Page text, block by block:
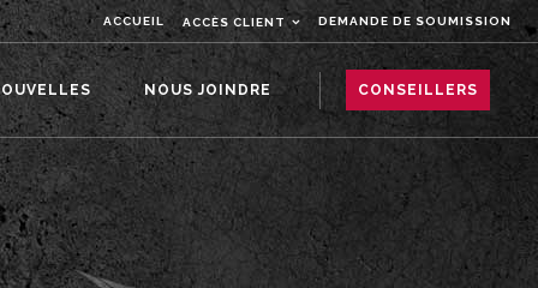
ACCUEIL ACCÈS CLIENT DEMANDE DE SOUMISSION
CONSEILLERS
NOUS JOINDRE